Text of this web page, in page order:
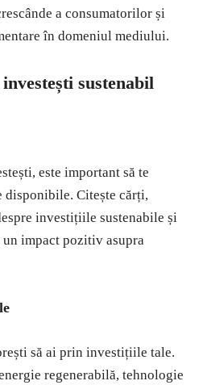
a consumatorilor și
în domeniul mediului.
sustenabil
este important să te
Citește cărți,
investițiile sustenabile și
impact pozitiv asupra
să ai prin investițiile tale.
regenerabilă, tehnologie